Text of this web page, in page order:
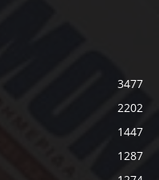
3477
2202
1447
1287